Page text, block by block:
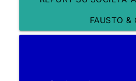
FAUSTO &